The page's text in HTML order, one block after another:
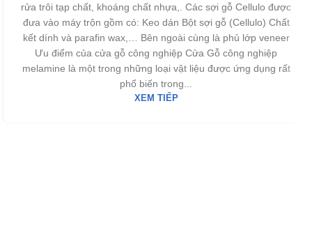
rửa trôi tạp chất, khoáng chất nhựa,. Các sợi gỗ Cellulo được
đưa vào máy trộn gồm có: Keo dán Bột sợi gỗ (Cellulo) Chất
kết dính và parafin wax,… Bên ngoài cùng là phủ lớp veneer
Ưu điểm của cửa gỗ công nghiệp Cửa Gỗ công nghiệp
melamine là một trong những loại vật liệu được ứng dụng rất
phổ biến trong...
XEM TIẾP